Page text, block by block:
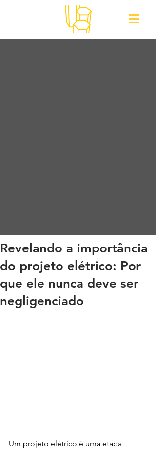
Revelando a importância
do projeto elétrico: Por
que ele nunca deve ser
negligenciado
Um projeto elétrico é uma etapa